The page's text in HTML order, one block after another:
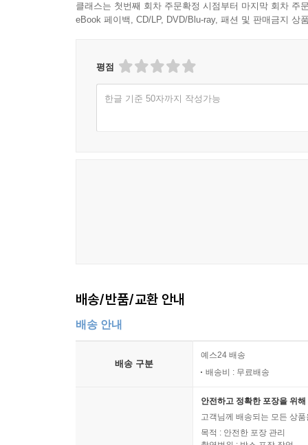
름 내내 창문을 꼭 걸어 잠근 채 불안 속에서 지내
록 비용이 올라가는 것은 물론이다.
은 아쉬움을 낳는다. 그런데 원작 팬으로서 그 아
다. 원작 팬들의 복합적인 감정은 설 자리를 잃는다.
인상 깊었던 장면은 이것이다. “나는 백인인 것이
그 말을 하는 것은 전혀 다르다고. 역사적으로 그
은 울 것 같은 얼굴로 말한다. “내가 그냥 나인
하마가 인터뷰에서 했던 말처럼, 일상에서 사람
물론 대형화물차뿐 아니라 모든 운전자 가운데
상태나 의도를 알 도리가 없으니까. 대형화물
정체성 정치, 노동계급의 보수화, 진보 정권에
주도하는 진보 정권에 대한 반감이 커진 배경
동의하지 않는 이들을 조롱하거나 희화화하며 공
불신을 불러일으켰고, 오늘날 사회 전반에 걸쳐
이 책이 강조하는 또 하나의 진실은, 사람이
노동자들의 삶을 더 어렵게 만들었다는 가설
당사자들이 느끼는 불안과 박
날 선 실험을 통해 우리 시대의 가장 아픈 곳인
박제하는 대신, 그들 삶의 맥락을 '입장'이라는 단
화해가 아니라 그보다 훨씬 단단한 공존의 기술을
클래스는 첫번째 회차 주문확정 시점부터 마지막 회차 주
eBook 페이백, CD/LP, DVD/Blu-ray, 패션 및 판매금지 상
평점
한글 기준 50자까지 작성가능
배송/반품/교환 안내
배송 안내
배송 구분
예스24 배송
배송비 : 무료배송
안전하고 정확한 포장을 위
고객님께 배송되는 모든 상
목적 : 안전한 포장 관리